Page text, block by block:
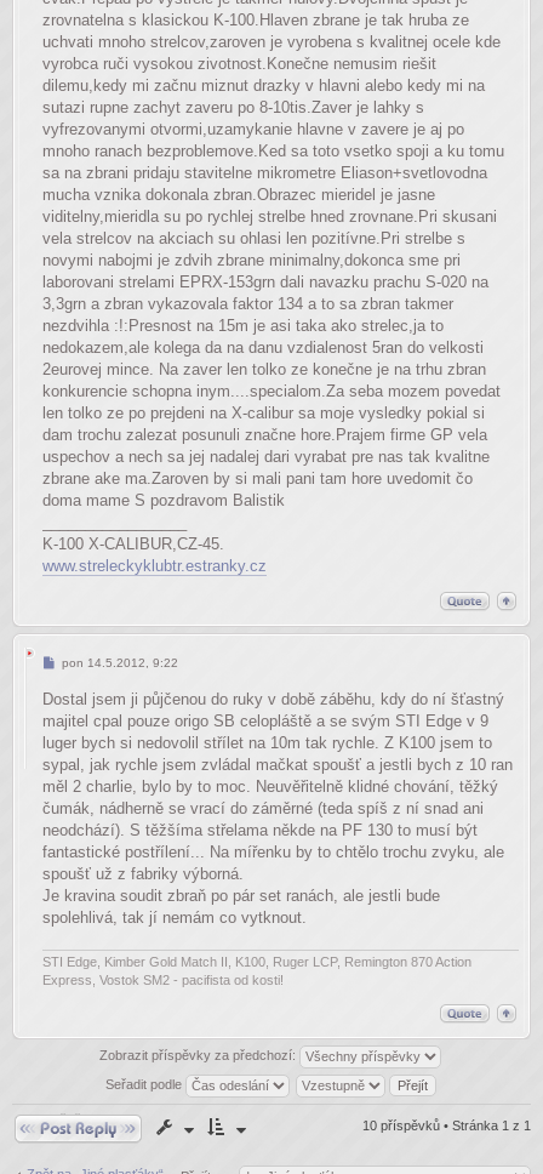
zrovnatelna s klasickou K-100.Hlaven zbrane je tak hruba ze
uchvati mnoho strelcov,zaroven je vyrobena s kvalitnej ocele kde
vyrobca ruči vysokou zivotnost.Konečne nemusim riešit
dilemu,kedy mi začnu miznut drazky v hlavni alebo kedy mi na
sutazi rupne zachyt zaveru po 8-10tis.Zaver je lahky s
vyfrezovanymi otvormi,uzamykanie hlavne v zavere je aj po
mnoho ranach bezproblemove.Ked sa toto vsetko spoji a ku tomu
sa na zbrani pridaju stavitelne mikrometre Eliason+svetlovodna
mucha vznika dokonala zbran.Obrazec mieridel je jasne
viditelny,mieridla su po rychlej strelbe hned zrovnane.Pri skusani
vela strelcov na akciach su ohlasi len pozitívne.Pri strelbe s
novymi nabojmi je zdvih zbrane minimalny,dokonca sme pri
laborovani strelami EPRX-153grn dali navazku prachu S-020 na
3,3grn a zbran vykazovala faktor 134 a to sa zbran takmer
nezdvihla :!:Presnost na 15m je asi taka ako strelec,ja to
nedokazem,ale kolega da na danu vzdialenost 5ran do velkosti
2eurovej mince. Na zaver len tolko ze konečne je na trhu zbran
konkurencie schopna inym....specialom.Za seba mozem povedat
len tolko ze po prejdeni na X-calibur sa moje vysledky pokial si
dam trochu zalezat posunuli značne hore.Prajem firme GP vela
uspechov a nech sa jej nadalej dari vyrabat pre nas tak kvalitne
zbrane ake ma.Zaroven by si mali pani tam hore uvedomit čo
doma mame S pozdravom Balistik
K-100 X-CALIBUR,CZ-45.
www.streleckyklubtr.estranky.cz
Příspěvek
pon 14.5.2012, 9:22
Dostal jsem ji půjčenou do ruky v době záběhu, kdy do ní šťastný
majitel cpal pouze origo SB celopláště a se svým STI Edge v 9
luger bych si nedovolil střílet na 10m tak rychle. Z K100 jsem to
sypal, jak rychle jsem zvládal mačkat spoušť a jestli bych z 10 ran
měl 2 charlie, bylo by to moc. Neuvěřitelně klidné chování, těžký
čumák, nádherně se vrací do záměrné (teda spíš z ní snad ani
neodchází). S těžšíma střelama někde na PF 130 to musí být
fantastické postřílení... Na mířenku by to chtělo trochu zvyku, ale
spoušť už z fabriky výborná.
Je kravina soudit zbraň po pár set ranách, ale jestli bude
spolehlivá, tak jí nemám co vytknout.
STI Edge, Kimber Gold Match II, K100, Ruger LCP, Remington 870 Action
Express, Vostok SM2 - pacifista od kosti!
Zobrazit příspěvky za předchozí:
Seřadit podle
Odpovědět 10 příspěvků • Stránka 1 z 1